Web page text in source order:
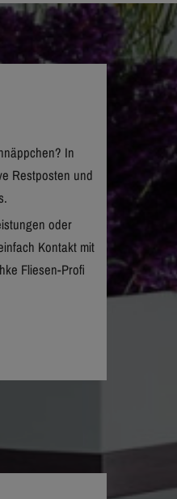
In
Restposten und
oder
Kontakt mit
Fliesen-Profi